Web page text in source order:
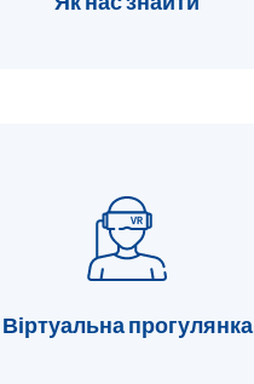
Віртуальна прогулянка